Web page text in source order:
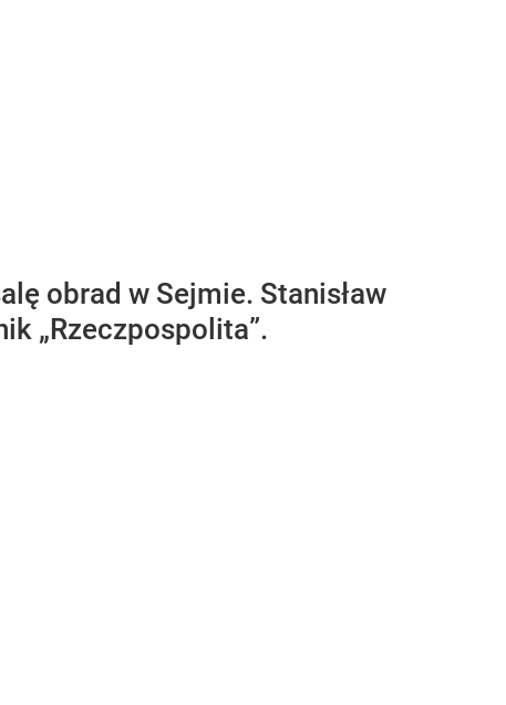
obrad w Sejmie. Stanisław
„Rzeczpospolita”.